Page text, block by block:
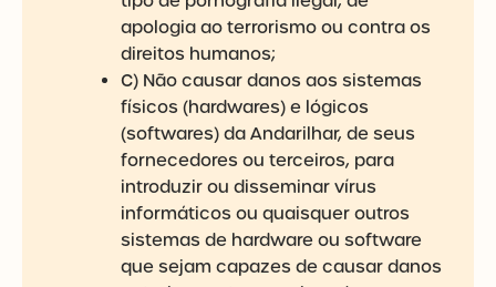
apologia ao terrorismo ou contra os
direitos humanos;
C) Não causar danos aos sistemas
físicos (hardwares) e lógicos
(softwares) da Andarilhar, de seus
fornecedores ou terceiros, para
introduzir ou disseminar vírus
informáticos ou quaisquer outros
sistemas de hardware ou software
que sejam capazes de causar danos